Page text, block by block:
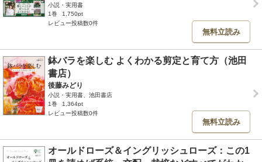
小説・実用書
1巻
1,750pt
レビュー投稿数0件
無料立読み
鉢バラを楽しむ よくわかる剪定と育て方（池田
書店）
後藤みどり
小説・実用書、池田書店
1巻
1,364pt
レビュー投稿数0件
無料立読み
オールドローズ＆イングリッシュローズ：この1